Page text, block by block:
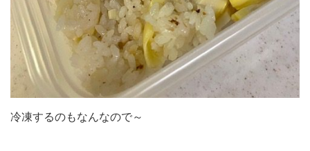
冷凍するのもなんなので～